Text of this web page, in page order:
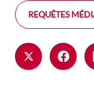
REQUÊTES